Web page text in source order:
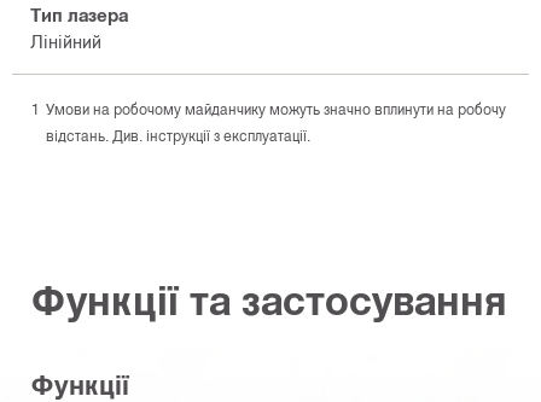
Тип лазера
Лінійний
Умови на робочому майданчику можуть значно вплинути на робочу
відстань. Див. інструкції з експлуатації.
Функції та застосування
Функції